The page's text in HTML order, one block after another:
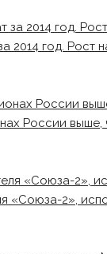
2014 год. Рост
России выше,
«Союза-2»,